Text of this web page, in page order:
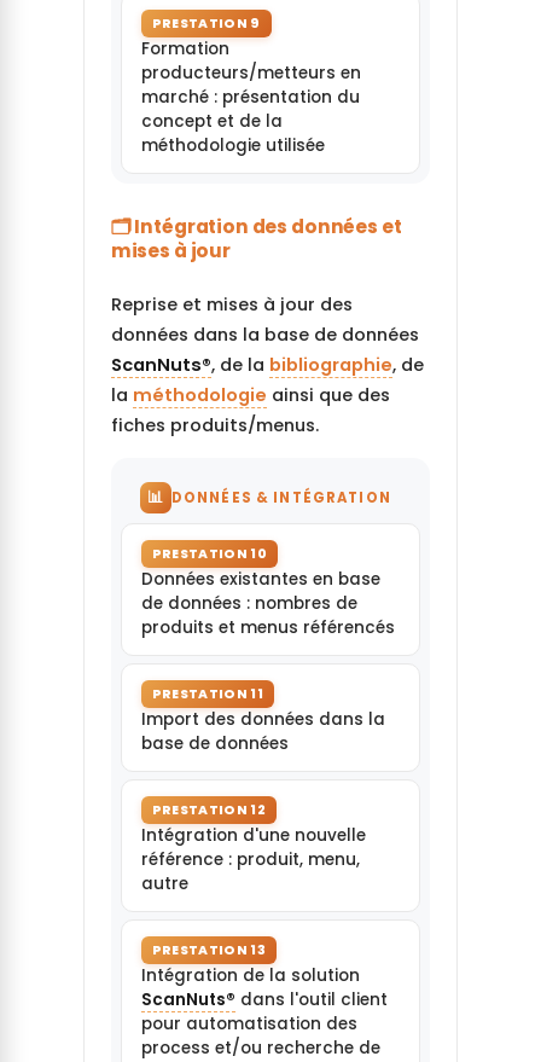
PRESTATION 9
Formation
producteurs/metteurs en
marché : présentation du
concept et de la
méthodologie utilisée
🗂️ Intégration des données et
mises à jour
Reprise et mises à jour des
données dans la base de données
ScanNuts®, de la bibliographie, de
la méthodologie ainsi que des
fiches produits/menus.
📊 DONNÉES & INTÉGRATION
PRESTATION 10
Données existantes en base
de données : nombres de
produits et menus référencés
PRESTATION 11
Import des données dans la
base de données
PRESTATION 12
Intégration d'une nouvelle
référence : produit, menu,
autre
PRESTATION 13
Intégration de la solution
ScanNuts® dans l'outil client
pour automatisation des
process et/ou recherche de